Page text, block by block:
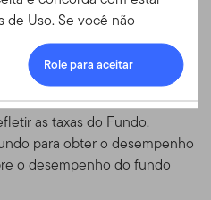
nos EUA)
no Canadá)
e política de
no início. Os dados de
apenas para fins
antes da data de
as taxas do Fundo.
para obter o desempenho
o desempenho do fundo
de Uso. Se você não
de Uso, você não tem
utilizar este website.
Termos de
Uso ("Termos de Uso")
sob os quais você pode
Role para aceitar